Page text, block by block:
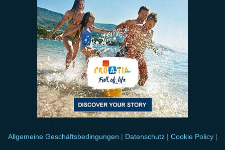
Allgemeine Geschäftsbedingungen | Datenschutz| Cookie Policy|